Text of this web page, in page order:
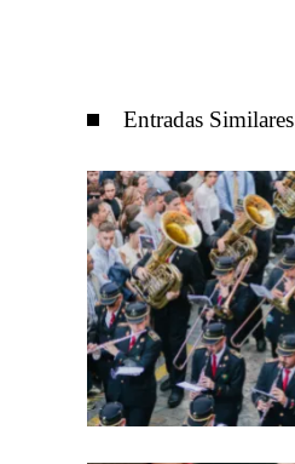
Entradas Similares